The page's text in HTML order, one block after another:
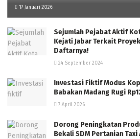
17 Januari 2026
Sejumlah Pejabat Aktif
Kejati Jabar Terkait
Daftarnya!
24 September 2024
Investasi Fiktif Modus
Babakan Madang Rugi
7 April 2026
Dorong Peningkatan
Bekali SDM Pertanian